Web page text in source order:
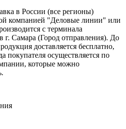
в России (все регионы)
компанией "Деловые линии" или
с терминала
г. Самара (Город отправления). До
доставляется бесплатно,
покупателя осуществляется по
которые можно